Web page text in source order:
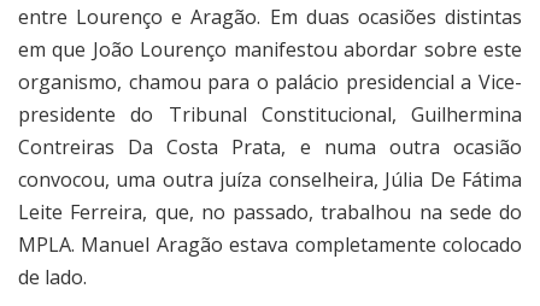
entre Lourenço e Aragão. Em duas ocasiões distintas
em que João Lourenço manifestou abordar sobre este
organismo, chamou para o palácio presidencial a Vice-
presidente do Tribunal Constitucional, Guilhermina
Contreiras Da Costa Prata, e numa outra ocasião
convocou, uma outra juíza conselheira, Júlia De Fátima
Leite Ferreira, que, no passado, trabalhou na sede do
MPLA. Manuel Aragão estava completamente colocado
de lado.